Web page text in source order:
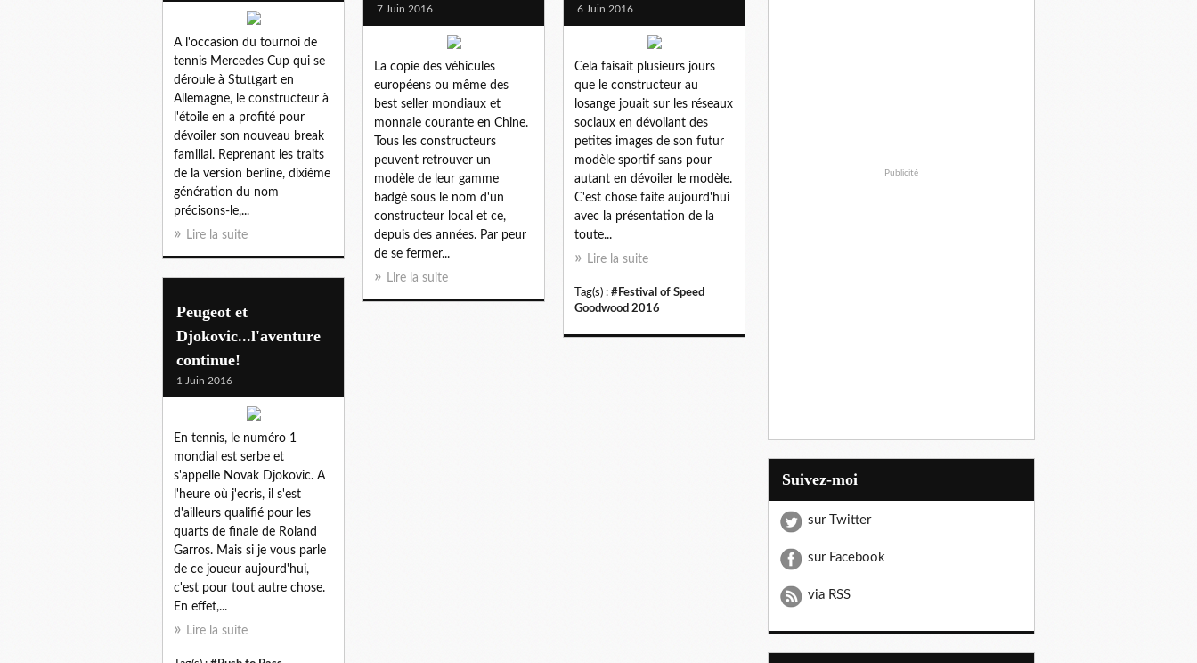
A l'occasion du tournoi de
tennis Mercedes Cup qui se
déroule à Stuttgart en
Allemagne, le constructeur à
l'étoile en a profité pour
dévoiler son nouveau break
familial. Reprenant les traits
de la version berline, dixième
génération du nom
précisons-le,...
Lire la suite
7 Juin 2016
La copie des véhicules
européens ou même des
best seller mondiaux et
monnaie courante en Chine.
Tous les constructeurs
peuvent retrouver un
modèle de leur gamme
badgé sous le nom d'un
constructeur local et ce,
depuis des années. Par peur
de se fermer...
Lire la suite
6 Juin 2016
Cela faisait plusieurs jours
que le constructeur au
losange jouait sur les réseaux
sociaux en dévoilant des
petites images de son futur
modèle sportif sans pour
autant en dévoiler le modèle.
C'est chose faite aujourd'hui
avec la présentation de la
toute...
Lire la suite
Tag(s) : #Festival of Speed
Goodwood 2016
Peugeot et
Djokovic...l'aventure
continue!
1 Juin 2016
En tennis, le numéro 1
mondial est serbe et
s'appelle Novak Djokovic. A
l'heure où j'ecris, il s'est
d'ailleurs qualifié pour les
quarts de finale de Roland
Garros. Mais si je vous parle
de ce joueur aujourd'hui,
c'est pour tout autre chose.
En effet,...
Lire la suite
Publicité
Suivez-moi
sur Twitter
sur Facebook
via RSS